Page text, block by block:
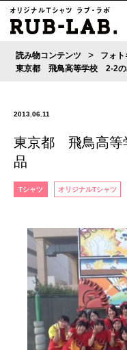
読み物コンテンツ > フォ
東京都 飛鳥高等学校 2-2の
2013.06.11
東京都 飛鳥高等
品
Tシャツ オリジナルTシャツ